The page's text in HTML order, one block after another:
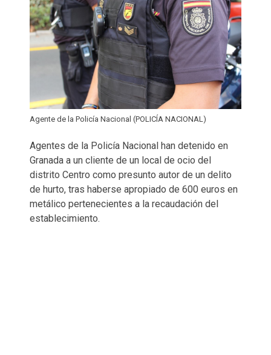
Agente de la Policía Nacional (POLICÍA NACIONAL)
Agentes de la Policía Nacional han detenido en
Granada a un cliente de un local de ocio del
distrito Centro como presunto autor de un delito
de hurto, tras haberse apropiado de 600 euros en
metálico pertenecientes a la recaudación del
establecimiento.